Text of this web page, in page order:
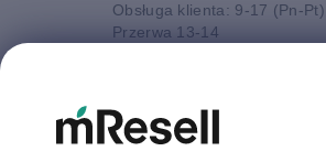
Obsługa klienta: 9-17 (Pn-Pt)
Przerwa 13-14
kontakt@mresell.pl